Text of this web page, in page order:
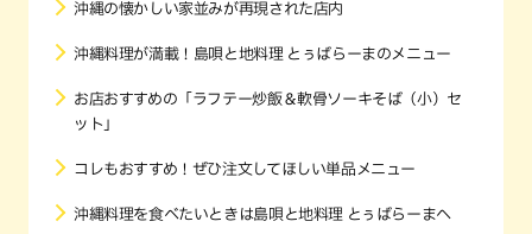
沖縄の懐かしい家並みが再現された店内
沖縄料理が満載！島唄と地料理 とぅばらーまのメニュー
お店おすすめの「ラフテー炒飯＆軟骨ソーキそば（小）セ
ット」
コレもおすすめ！ぜひ注文してほしい単品メニュー
沖縄料理を食べたいときは島唄と地料理 とぅばらーまへ